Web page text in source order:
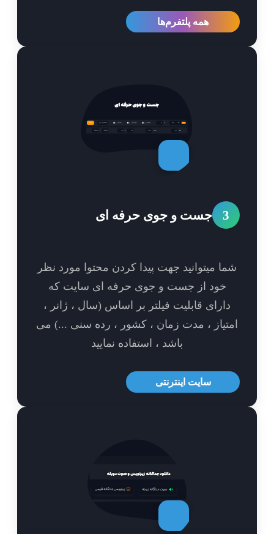
همه پلتفرم‌ها
جست و جوی حرفه ای
میتوانید جهت پیدا کردن محتوا مورد نظر
خود از جست و جوی حرفه ای سایت که
دارای قابلیت فیلتر بر اساس (سال ، ژانر ،
، مدت زمان ، کشور ، رده سنی ...) می
باشد ، استفاده نمایید
سایت اینترنتی